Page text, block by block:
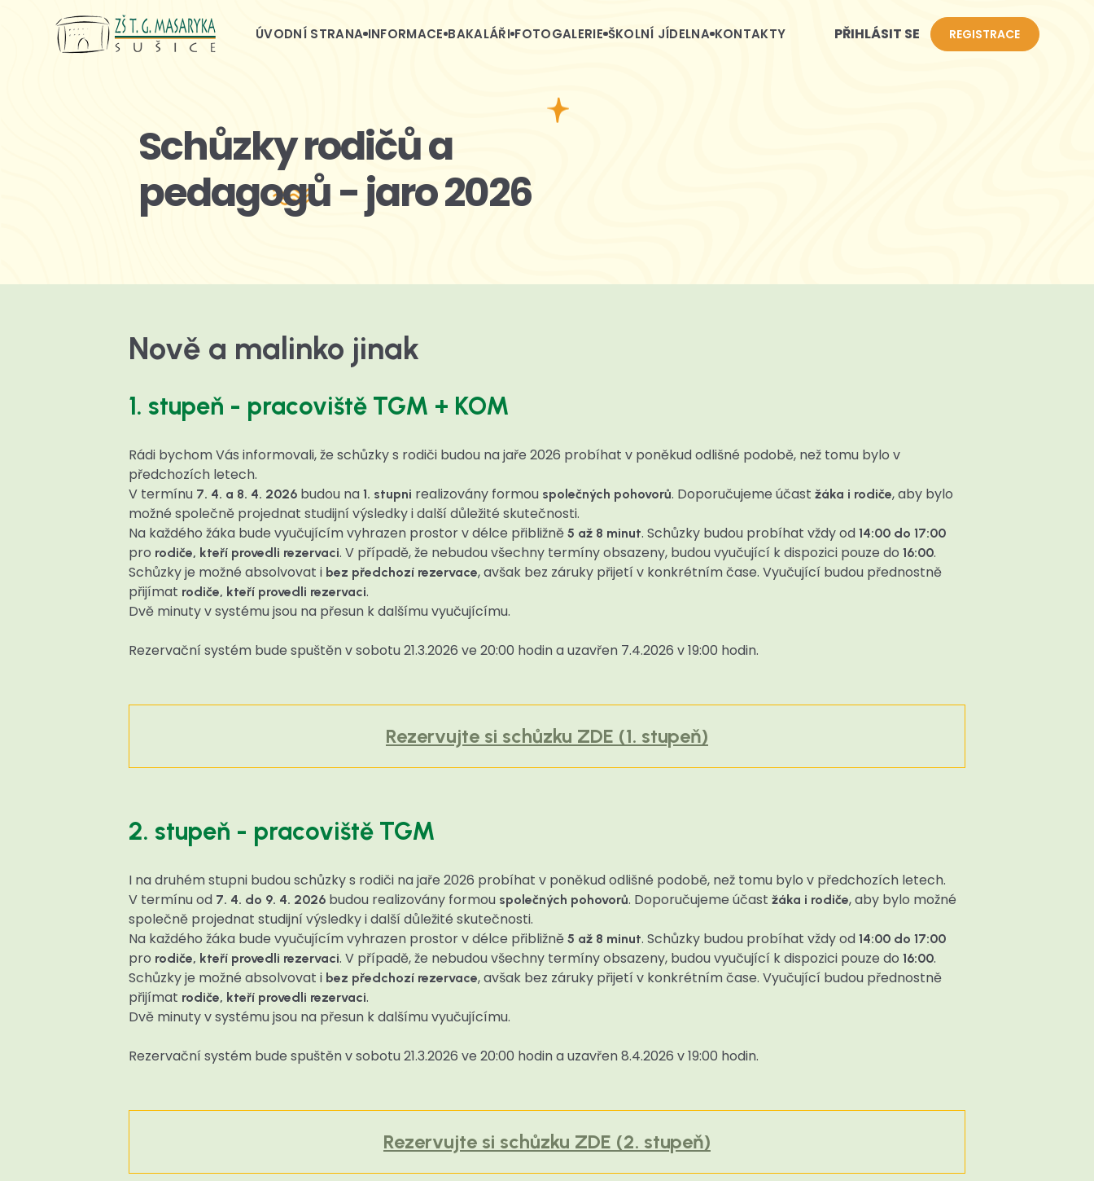
ÚVODNÍ STRANA INFORMACE BAKALÁŘI FOTOGALERIE ŠKOLNÍ JÍDELNA KONTAKTY PŘIHLÁSIT SE REGISTRACE
Schůzky rodičů a
pedagogů - jaro 2026
Nově a malinko jinak
1. stupeň - pracoviště TGM + KOM
Rádi bychom Vás informovali, že schůzky s rodiči budou na jaře 2026 probíhat v poněkud odlišné podobě, než tomu bylo v
předchozích letech.
V termínu 7. 4. a 8. 4. 2026budou na 1. stupni realizovány formou společných pohovorů. Doporučujeme účast žáka i rodiče, aby bylo
možné společně projednat studijní výsledky i další důležité skutečnosti.
Na každého žáka bude vyučujícím vyhrazen prostor v délce přibližně 5 až 8 minut. Schůzky budou probíhat vždy od 14:00 do 17:00
pro rodiče, kteří provedli rezervaci. V případě, že nebudou všechny termíny obsazeny, budou vyučující k dispozici pouze do 16:00.
Schůzky je možné absolvovat i bez předchozí rezervace, avšak bez záruky přijetí v konkrétním čase. Vyučující budou přednostně
přijímat rodiče, kteří provedli rezervaci.
Dvě minuty v systému jsou na přesun k dalšímu vyučujícímu.
Rezervační systém bude spuštěn v sobotu 21.3.2026 ve 20:00 hodin a uzavřen 7.4.2026 v 19:00 hodin.
Rezervujte si schůzku ZDE (1. stupeň)
2. stupeň - pracoviště TGM
I na druhém stupni budou schůzky s rodiči na jaře 2026 probíhat v poněkud odlišné podobě, než tomu bylo v předchozích letech.
V termínu od 7. 4. do 9. 4. 2026budou realizovány formou společných pohovorů. Doporučujeme účast žáka i rodiče, aby bylo možné
společně projednat studijní výsledky i další důležité skutečnosti.
Na každého žáka bude vyučujícím vyhrazen prostor v délce přibližně 5 až 8 minut. Schůzky budou probíhat vždy od 14:00 do 17:00
pro rodiče, kteří provedli rezervaci. V případě, že nebudou všechny termíny obsazeny, budou vyučující k dispozici pouze do 16:00.
Schůzky je možné absolvovat i bez předchozí rezervace, avšak bez záruky přijetí v konkrétním čase. Vyučující budou přednostně
přijímat rodiče, kteří provedli rezervaci.
Dvě minuty v systému jsou na přesun k dalšímu vyučujícímu.
Rezervační systém bude spuštěn v sobotu 21.3.2026 ve 20:00 hodin a uzavřen 8.4.2026 v 19:00 hodin.
Rezervujte si schůzku ZDE (2. stupeň)